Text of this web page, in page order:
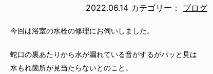
2022.06.14 カテゴリー： ブログ
今回は浴室の水栓の修理にお伺いしました。
蛇口の裏あたりから水が漏れている音がするがパッと見は
水もれ箇所が見当たらないとのこと。